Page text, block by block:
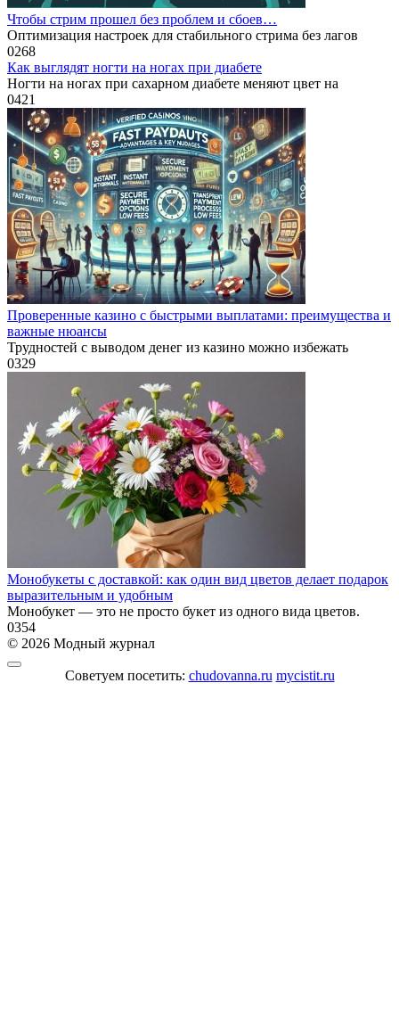
Чтобы стрим прошел без проблем и сбоев…
Оптимизация настроек для стабильного стрима без лагов
0268
Как выглядят ногти на ногах при диабете
Ногти на ногах при сахарном диабете меняют цвет на
0421
Проверенные казино с быстрыми выплатами: преимущества и
важные нюансы
Трудностей с выводом денег из казино можно избежать
0329
Монобукеты с доставкой: как один вид цветов делает подарок
выразительным и удобным
Монобукет — это не просто букет из одного вида цветов.
0354
© 2026 Модный журнал
Советуем посетить: chudovanna.ru mycistit.ru